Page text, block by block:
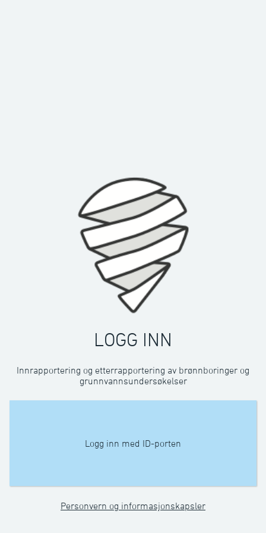
LOGG INN
Innrapportering og etterrapportering av brønnboringer og
grunnvannsundersøkelser
Logg inn med ID-porten
Personvern og informasjonskapsler